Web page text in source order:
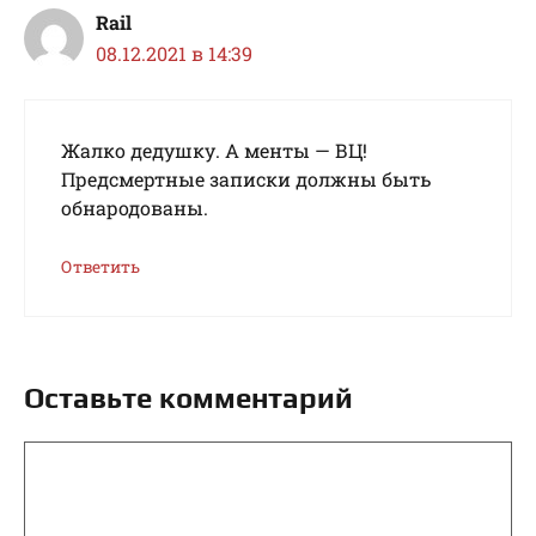
Rail
08.12.2021 в 14:39
Жалко дедушку. А менты — ВЦ!
Предсмертные записки должны быть
обнародованы.
Ответить
Оставьте комментарий